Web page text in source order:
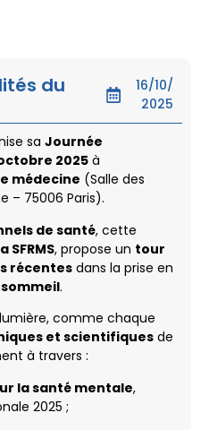
du
16/10/
2025
sa Journée
2025 à
médecine (Salle des
– 75006 Paris).
de santé, cette
SFRMS, propose un tour
récentes dans la prise en
.
comme chaque
et scientifiques de
à travers :
la santé mentale,
2025 ;